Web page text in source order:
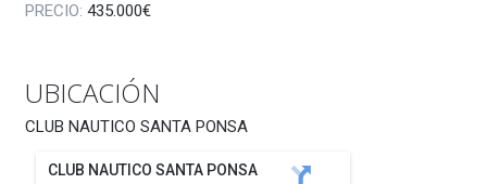
PRECIO: 435.000€
UBICACIÓN
CLUB NAUTICO SANTA PONSA
CLUB NAUTICO SANTA PONSA